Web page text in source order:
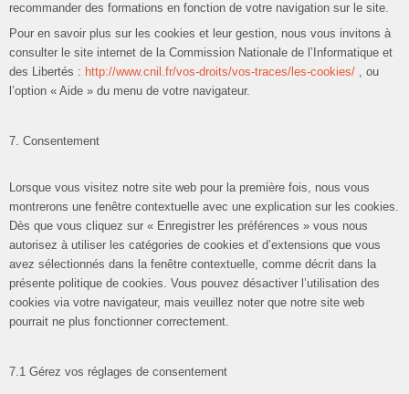
recommander des formations en fonction de votre navigation sur le site.
Pour en savoir plus sur les cookies et leur gestion, nous vous invitons à
consulter le site internet de la Commission Nationale de l’Informatique et
des Libertés : http://www.cnil.fr/vos-droits/vos-traces/les-cookies/ , ou
l’option « Aide » du menu de votre navigateur.
7. Consentement
Lorsque vous visitez notre site web pour la première fois, nous vous
montrerons une fenêtre contextuelle avec une explication sur les cookies.
Dès que vous cliquez sur « Enregistrer les préférences » vous nous
autorisez à utiliser les catégories de cookies et d’extensions que vous
avez sélectionnés dans la fenêtre contextuelle, comme décrit dans la
présente politique de cookies. Vous pouvez désactiver l’utilisation des
cookies via votre navigateur, mais veuillez noter que notre site web
pourrait ne plus fonctionner correctement.
7.1 Gérez vos réglages de consentement